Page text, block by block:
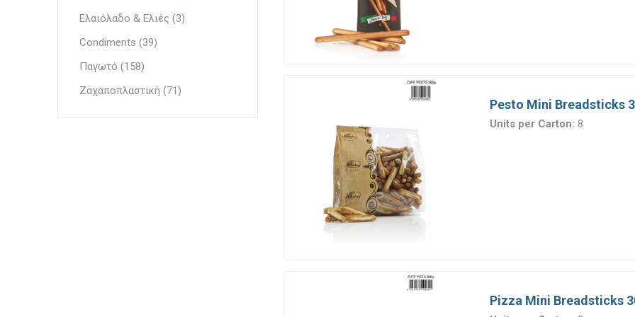
Γεμίσεις & Επικαλύψεις
Pesto Mini Breadsticks
Units per Carton: 8
Pizza Mini Breadsticks
Ελαιόλαδο & Ελιές (3)
Condiments (39)
Παγωτό (158)
Ζαχαποπλαστική (71)